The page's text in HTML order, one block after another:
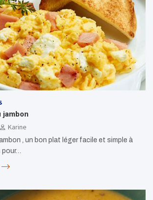
Karine
, un bon plat léger facile et simple à